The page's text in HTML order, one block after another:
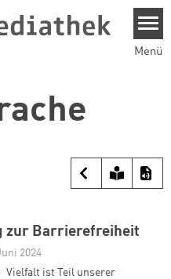
Menü
zur Barrierefreiheit
2024
Vielfalt ist Teil unserer